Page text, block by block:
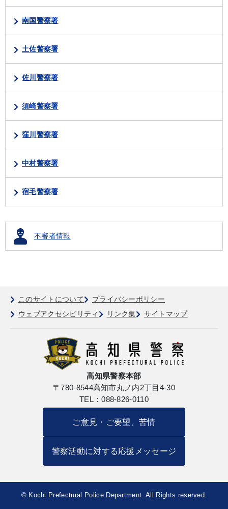
南国警察署
土佐警察署
佐川警察署
須崎警察署
窪川警察署
中村警察署
宿毛警察署
不審者情報
このサイトについて
プライバシーポリシー
ウェブアクセシビリティ
リンク集 サイトマップ
高知県警察本部
〒780-8544高知市丸ノ内2丁目4-30
TEL：088-826-0110
ご意見・ご要望、苦情
警察活動に対する応援メッセージ
© Kochi Prefectural Police Department. All Rights reserved.